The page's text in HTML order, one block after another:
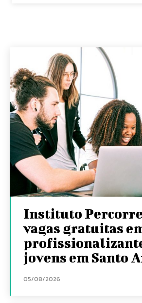
Instituto
vagas gratuitas
jovens em Santo
05/08/2026